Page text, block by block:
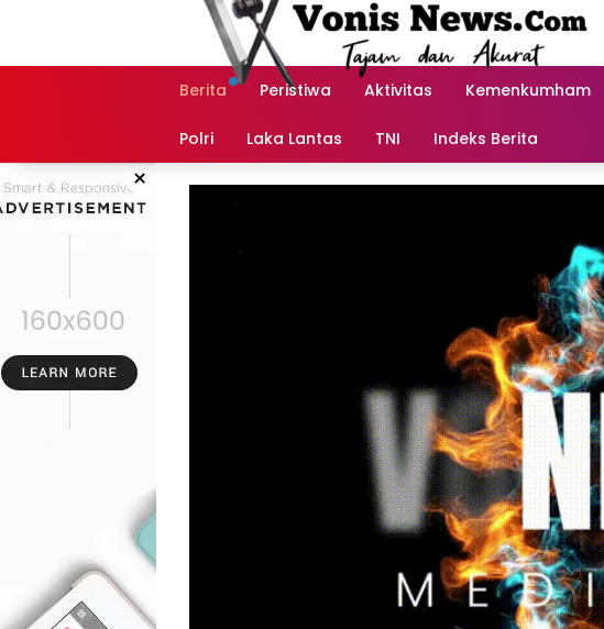
Berita Peristiwa Aktivitas Kemenkumham
Polri Laka Lantas TNI Indeks Berita
×